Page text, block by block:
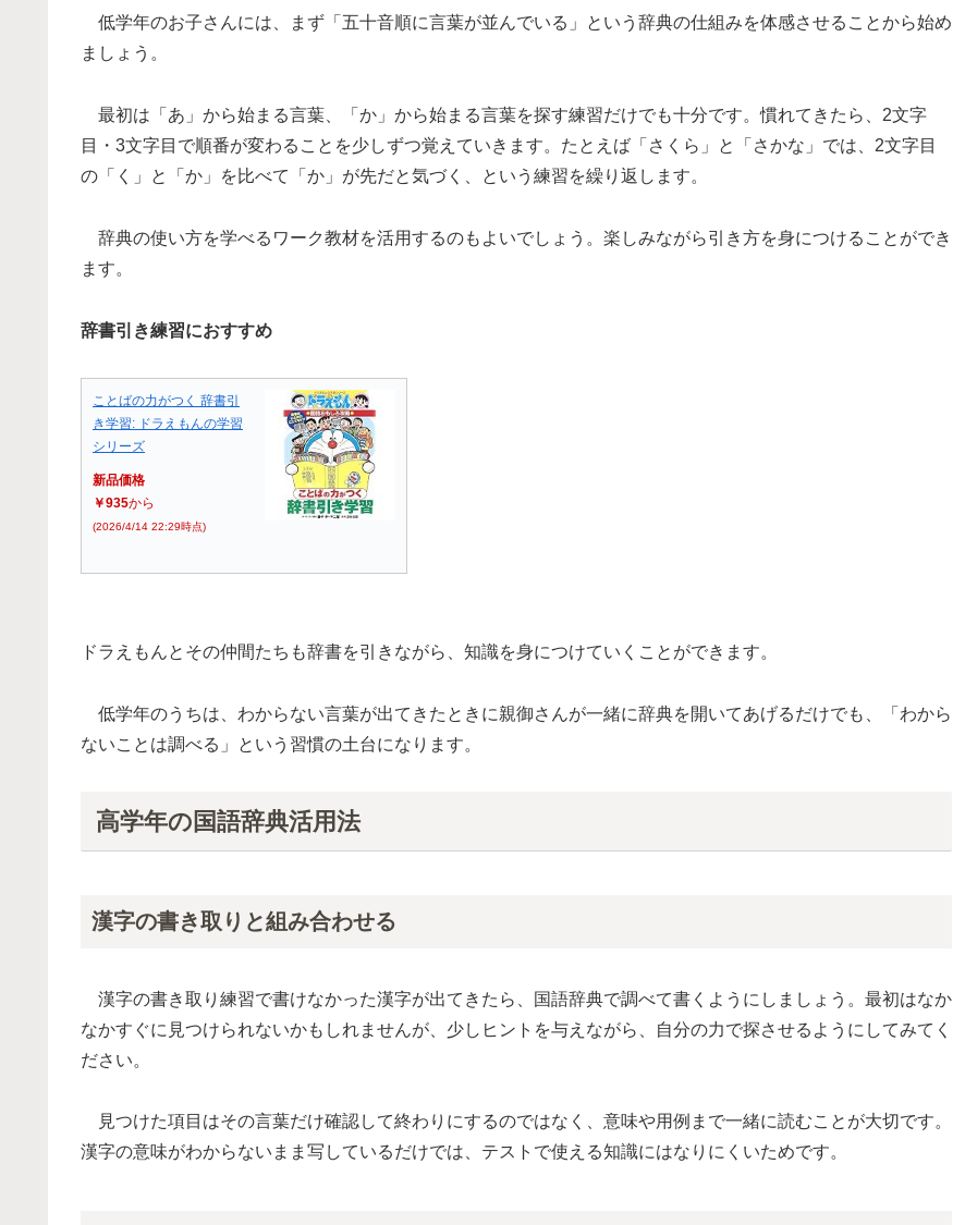
低学年のお子さんには、まず「五十音順に言葉が並んでいる」という辞典の仕組みを体感させることから始め
ましょう。
最初は「あ」から始まる言葉、「か」から始まる言葉を探す練習だけでも十分です。慣れてきたら、2文字
目・3文字目で順番が変わることを少しずつ覚えていきます。たとえば「さくら」と「さかな」では、2文字目
の「く」と「か」を比べて「か」が先だと気づく、という練習を繰り返します。
辞典の使い方を学べるワーク教材を活用するのもよいでしょう。楽しみながら引き方を身につけることができ
ます。
辞書引き練習におすすめ
ことばの力がつく 辞書引
き学習: ドラえもんの学習
シリーズ
新品価格
￥935から
(2026/4/14 22:29時点)
ドラえもんとその仲間たちも辞書を引きながら、知識を身につけていくことができます。
低学年のうちは、わからない言葉が出てきたときに親御さんが一緒に辞典を開いてあげるだけでも、「わから
ないことは調べる」という習慣の土台になります。
高学年の国語辞典活用法
漢字の書き取りと組み合わせる
漢字の書き取り練習で書けなかった漢字が出てきたら、国語辞典で調べて書くようにしましょう。最初はなか
なかすぐに見つけられないかもしれませんが、少しヒントを与えながら、自分の力で探させるようにしてみてく
ださい。
見つけた項目はその言葉だけ確認して終わりにするのではなく、意味や用例まで一緒に読むことが大切です。
漢字の意味がわからないまま写しているだけでは、テストで使える知識にはなりにくいためです。